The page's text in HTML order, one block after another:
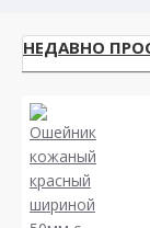
НЕДАВНО